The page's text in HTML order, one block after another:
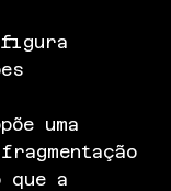
figura
uma
que a